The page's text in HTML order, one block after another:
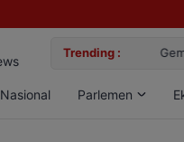
Trending :
Nasional Parlemen